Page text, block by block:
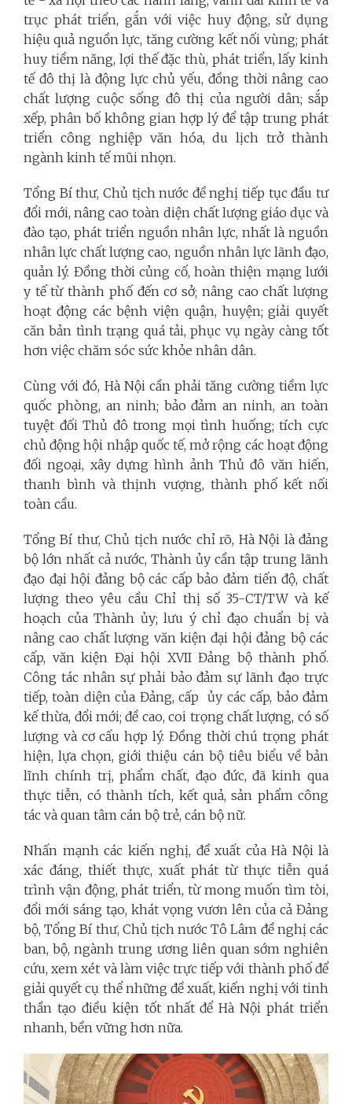
trục phát triển, gắn với việc huy động, sử dụng
hiệu quả nguồn lực, tăng cường kết nối vùng; phát
huy tiềm năng, lợi thế đặc thù, phát triển, lấy kinh
tế đô thị là động lực chủ yếu, đồng thời nâng cao
chất lượng cuộc sống đô thị của người dân; sắp
xếp, phân bố không gian hợp lý để tập trung phát
triển công nghiệp văn hóa, du lịch trở thành
ngành kinh tế mũi nhọn.
Tổng Bí thư, Chủ tịch nước đề nghị tiếp tục đầu tư
đổi mới, nâng cao toàn diện chất lượng giáo dục và
đào tạo, phát triển nguồn nhân lực, nhất là nguồn
nhân lực chất lượng cao, nguồn nhân lực lãnh đạo,
quản lý. Đồng thời củng cố, hoàn thiện mạng lưới
y tế từ thành phố đến cơ sở; nâng cao chất lượng
hoạt động các bệnh viện quận, huyện; giải quyết
căn bản tình trạng quá tải, phục vụ ngày càng tốt
hơn việc chăm sóc sức khỏe nhân dân.
Cùng với đó, Hà Nội cần phải tăng cường tiềm lực
quốc phòng, an ninh; bảo đảm an ninh, an toàn
tuyệt đối Thủ đô trong mọi tình huống; tích cực
chủ động hội nhập quốc tế, mở rộng các hoạt động
đối ngoại, xây dựng hình ảnh Thủ đô văn hiến,
thanh bình và thịnh vượng, thành phố kết nối
toàn cầu.
Tổng Bí thư, Chủ tịch nước chỉ rõ, Hà Nội là đảng
bộ lớn nhất cả nước, Thành ủy cần tập trung lãnh
đạo đại hội đảng bộ các cấp bảo đảm tiến độ, chất
lượng theo yêu cầu Chỉ thị số 35-CT/TW và kế
hoạch của Thành ủy; lưu ý chỉ đạo chuẩn bị và
nâng cao chất lượng văn kiện đại hội đảng bộ các
cấp, văn kiện Đại hội XVII Đảng bộ thành phố.
Công tác nhân sự phải bảo đảm sự lãnh đạo trực
tiếp, toàn diện của Đảng, cấp ủy các cấp, bảo đảm
kế thừa, đổi mới; đề cao, coi trọng chất lượng, có số
lượng và cơ cấu hợp lý. Đồng thời chú trọng phát
hiện, lựa chọn, giới thiệu cán bộ tiêu biểu về bản
lĩnh chính trị, phẩm chất, đạo đức, đã kinh qua
thực tiễn, có thành tích, kết quả, sản phẩm công
tác và quan tâm cán bộ trẻ, cán bộ nữ.
Nhấn mạnh các kiến nghị, đề xuất của Hà Nội là
xác đáng, thiết thực, xuất phát từ thực tiễn quá
trình vận động, phát triển, từ mong muốn tìm tòi,
đổi mới sáng tạo, khát vọng vươn lên của cả Đảng
bộ, Tổng Bí thư, Chủ tịch nước Tô Lâm đề nghị các
ban, bộ, ngành trung ương liên quan sớm nghiên
cứu, xem xét và làm việc trực tiếp với thành phố để
giải quyết cụ thể những đề xuất, kiến nghị với tinh
thần tạo điều kiện tốt nhất để Hà Nội phát triển
nhanh, bền vững hơn nữa.